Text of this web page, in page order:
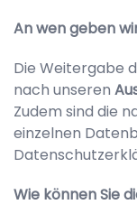
An wen geben
Die Weitergabe
nach unseren
Zudem sind die
einzelnen
Wie können Sie